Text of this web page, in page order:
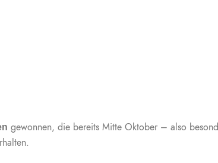
gewonnen, die bereits Mitte Oktober – also